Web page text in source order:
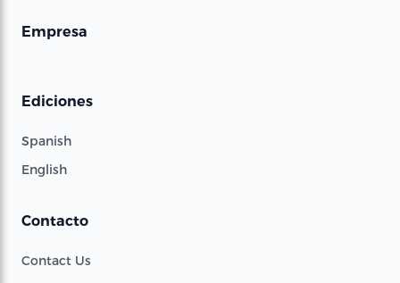
Empresa
Ediciones
Spanish
English
Contacto
Contact Us